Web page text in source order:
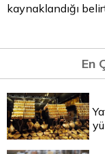
kaynaklandığı
En